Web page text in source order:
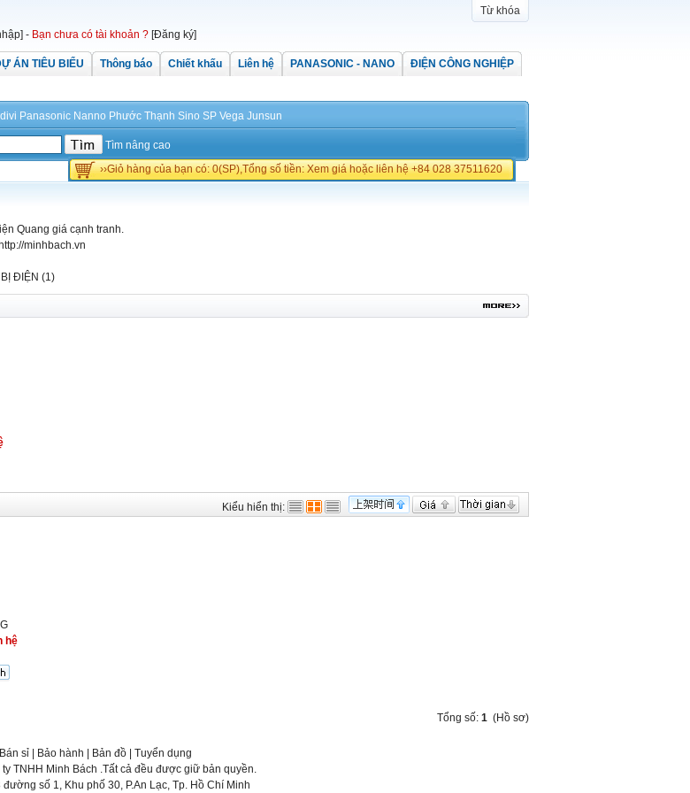
Từ khóa
- Bạn chưa có tài khoản ? [Đăng ký]
ÁN TIÊU BIỂU Thông báo Chiết khấu Liên hệ PANASONIC - NANO
ĐIỆN CÔNG NGHIỆP
Panasonic Nanno Phước Thạnh Sino SP Vega Junsun
Tìm nâng cao
››Giỏ hàng của bạn có: 0(SP),Tổng số tiền: Xem giá hoặc liên hệ +84 028 37511620
Quang giá cạnh tranh.
http://minhbach.vn
ĐIỆN (1)
Kiểu hiển thị:
hệ
Tổng số: 1 (Hồ sơ)
Bán sỉ Bảo hành Bản đồ
Tuyển dụng
TNHH Minh Bách .Tất cả đều được giữ bản quyền.
đường số 1, Khu phố 30, P.An Lạc, Tp. Hồ Chí Minh